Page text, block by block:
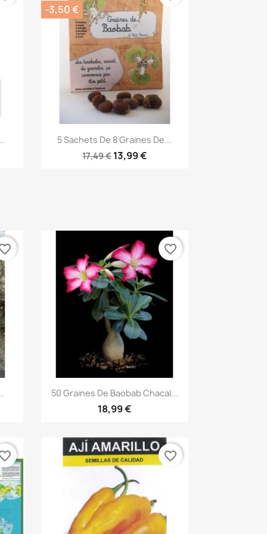
Aperçu rapide
5 Sachets De 8 Graines De...
17,49 €13,99 €
-3,50 €
Aperçu rapide
50 Graines De Baobab Chacal...
18,99 €
favorite_border
favorite_border